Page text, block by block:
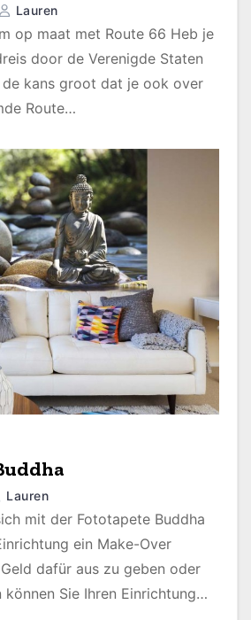
Lauren
op maat met Route 66 Heb je
door de Verenigde Staten
de kans groot dat je ook over
Route…
Lauren
mit der Fototapete Buddha
ein Make-Over
dafür aus zu geben oder
können Sie Ihren Einrichtung…